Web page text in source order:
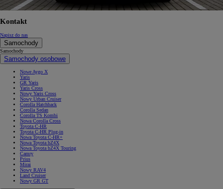
Kontakt
Napisz do nas
Samochody
Samochody
Samochody osobowe
Nowe Aygo X
Yaris
GR Yaris
Yaris Cross
Nowy Yaris Cross
Nowy Urban Cruiser
Corolla Hatchback
Corolla Sedan
Corolla TS Kombi
Nowa Corolla Cross
Toyota C-HR
Toyota C-HR Plug-in
Nowa Toyota C-HR+
Nowa Toyota bZ4X
Nowa Toyota bZ4X Touring
Camry
Prius
Mirai
Nowy RAV4
Land Cruiser
Nowy GR GT